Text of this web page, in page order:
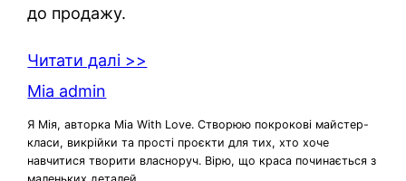
до продажу.
Читати далі >>
Mia admin
Я Мія, авторка Mia With Love. Створюю покрокові майстер-
класи, викрійки та прості проєкти для тих, хто хоче
навчитися творити власноруч. Вірю, що краса починається з